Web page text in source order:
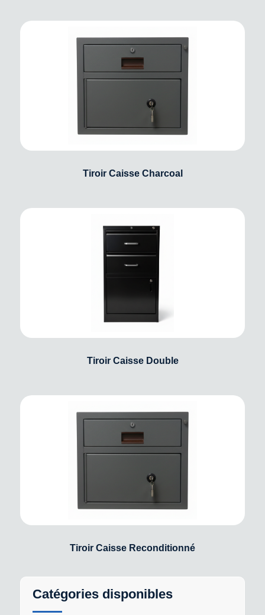
Tiroir Caisse Charcoal
Tiroir Caisse Double
Tiroir Caisse Reconditionné
Catégories disponibles